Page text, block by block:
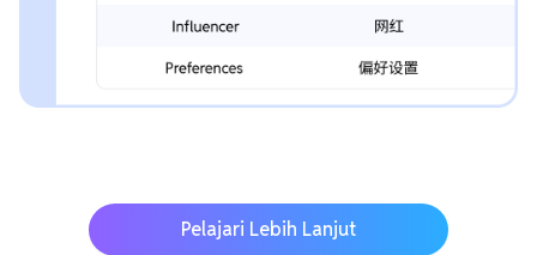
Pelajari Lebih Lanjut